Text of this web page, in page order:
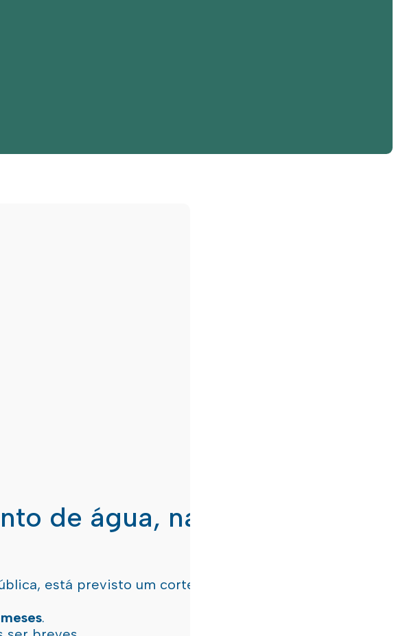
de água, nas freguesias de
está previsto um corte de água
.